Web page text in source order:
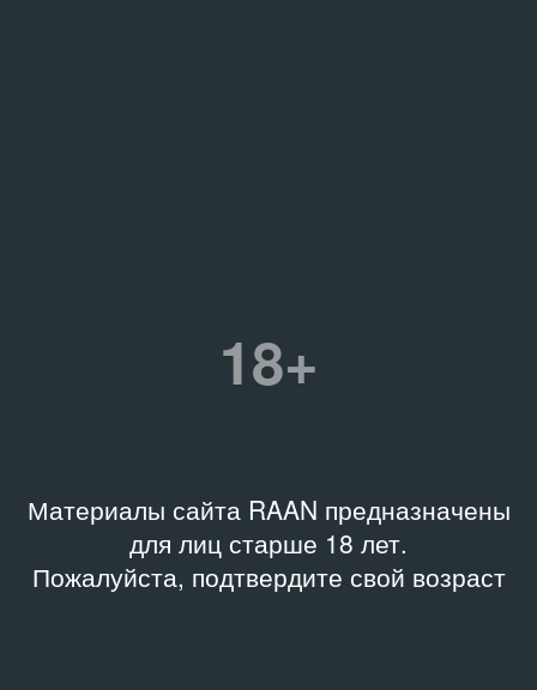
18+
Материалы сайта RAAN предназначены
для лиц старше 18 лет.
Пожалуйста, подтвердите свой возраст